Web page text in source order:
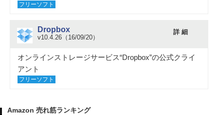
フリーソフト
Dropbox
v10.4.26（16/09/20）
詳 細
オンラインストレージサービス“Dropbox”の公式クライ
アント
フリーソフト
Amazon 売れ筋ランキング